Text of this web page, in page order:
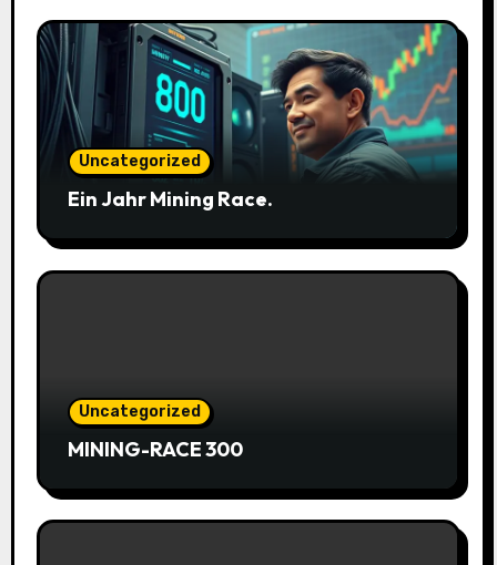
Uncategorized
Ein Jahr Mining Race.
Uncategorized
MINING-RACE 300